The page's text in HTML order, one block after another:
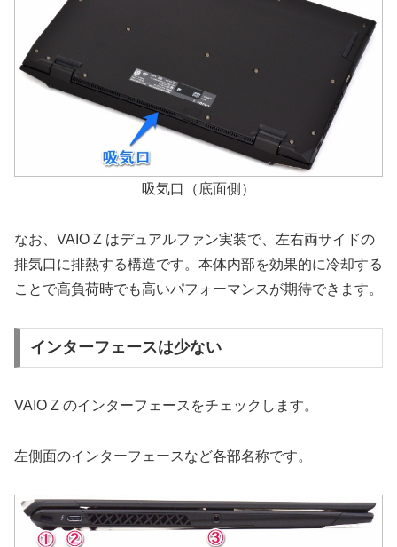
吸気口（底面側）
なお、VAIO Z はデュアルファン実装で、左右両サイドの
排気口に排熱する構造です。本体内部を効果的に冷却する
ことで高負荷時でも高いパフォーマンスが期待できます。
インターフェースは少ない
VAIO Z のインターフェースをチェックします。
左側面のインターフェースなど各部名称です。